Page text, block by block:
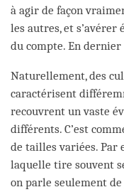
à agir de façon
les autres, et
du compte. En
Naturellement, des
caractérisent
recouvrent un vaste
différents. C’est
de tailles variées. Par
laquelle tire souvent
on parle seulement de